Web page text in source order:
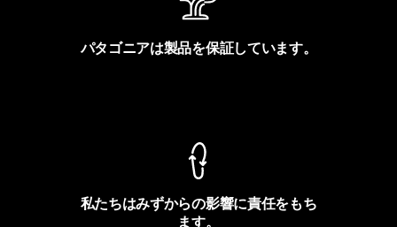
パタゴニアは製品を保証しています。
私たちはみずからの影響に責任をもち
ます。